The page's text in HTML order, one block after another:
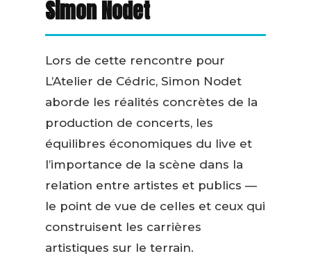
Simon Nodet
Lors de cette rencontre pour
L’Atelier de Cédric, Simon Nodet
aborde les réalités concrètes de la
production de concerts, les
équilibres économiques du live et
l’importance de la scène dans la
relation entre artistes et publics —
le point de vue de celles et ceux qui
construisent les carrières
artistiques sur le terrain.